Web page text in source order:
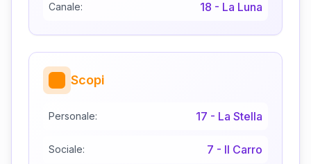
Canale: 18 - La Luna
Scopi
Personale: 17 - La Stella
Sociale: 7 - Il Carro